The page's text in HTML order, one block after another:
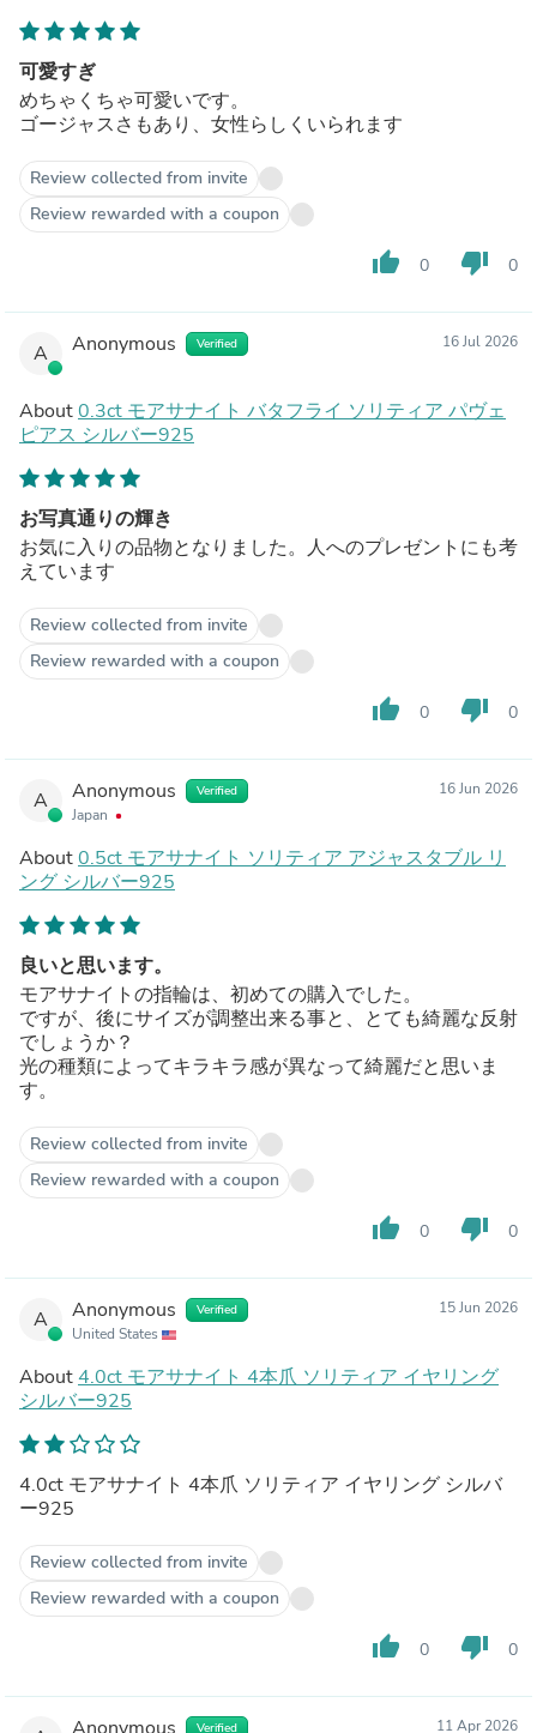
可愛すぎ
めちゃくちゃ可愛いです。
ゴージャスさもあり、女性らしくいられます
Review collected from invite
Review rewarded with a coupon
thumb_up 0 thumb_down 0
A Anonymous Verified 16 Jul 2026
About0.3ct モアサナイト バタフライ ソリティア パヴェ
ピアス シルバー925
お写真通りの輝き
お気に入りの品物となりました。人へのプレゼントにも考
えています
Review collected from invite
Review rewarded with a coupon
thumb_up 0 thumb_down 0
A Anonymous Verified
Japan
16 Jun 2026
About0.5ct モアサナイト ソリティア アジャスタブル リ
ング シルバー925
良いと思います。
モアサナイトの指輪は、初めての購入でした。
ですが、後にサイズが調整出来る事と、とても綺麗な反射
でしょうか？
光の種類によってキラキラ感が異なって綺麗だと思いま
す。
Review collected from invite
Review rewarded with a coupon
thumb_up 0 thumb_down 0
A Anonymous Verified
United States
15 Jun 2026
About4.0ct モアサナイト 4本爪 ソリティア イヤリング
シルバー925
4.0ct モアサナイト 4本爪 ソリティア イヤリング シルバ
ー925
Review collected from invite
Review rewarded with a coupon
thumb_up 0 thumb_down 0
Anonymous Verified 11 Apr 2026